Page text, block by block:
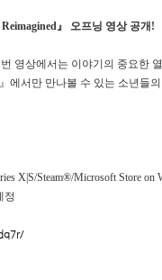
』 오프닝 영상 공개!
영상에서는 이야기의 중요한
』에서만 만나볼 수 있는 소년
X|S/Steam®/Microsoft Store on
정